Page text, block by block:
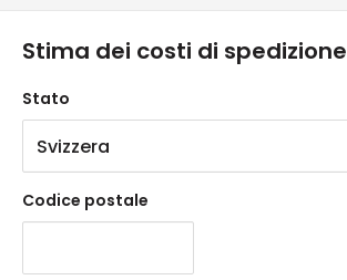
Stima dei costi di spedizione
Stato
Codice postale